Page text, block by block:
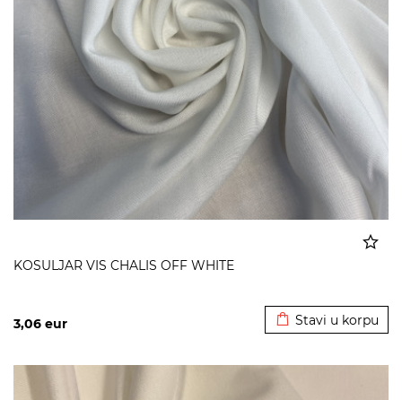
KOSULJAR VIS CHALIS OFF WHITE
3,06 eur Stavi u korpu